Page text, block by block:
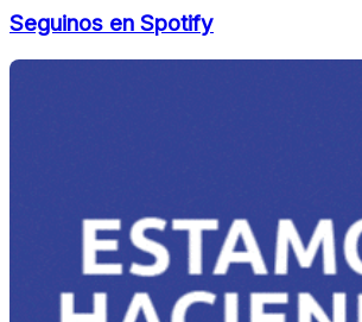
Seguinos en Spotify